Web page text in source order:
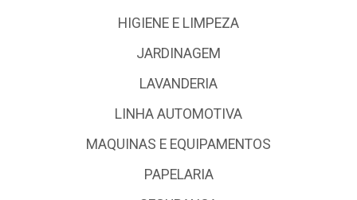
HIGIENE E LIMPEZA
JARDINAGEM
LAVANDERIA
LINHA AUTOMOTIVA
MAQUINAS E EQUIPAMENTOS
PAPELARIA